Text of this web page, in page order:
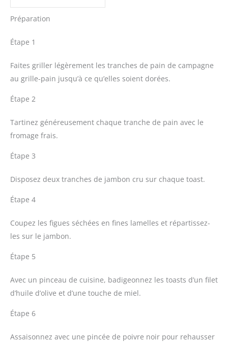
Préparation
Étape 1
Faites griller légèrement les tranches de pain de campagne
au grille-pain jusqu’à ce qu’elles soient dorées.
Étape 2
Tartinez généreusement chaque tranche de pain avec le
fromage frais.
Étape 3
Disposez deux tranches de jambon cru sur chaque toast.
Étape 4
Coupez les figues séchées en fines lamelles et répartissez-
les sur le jambon.
Étape 5
Avec un pinceau de cuisine, badigeonnez les toasts d’un filet
d’huile d’olive et d’une touche de miel.
Étape 6
Assaisonnez avec une pincée de poivre noir pour rehausser